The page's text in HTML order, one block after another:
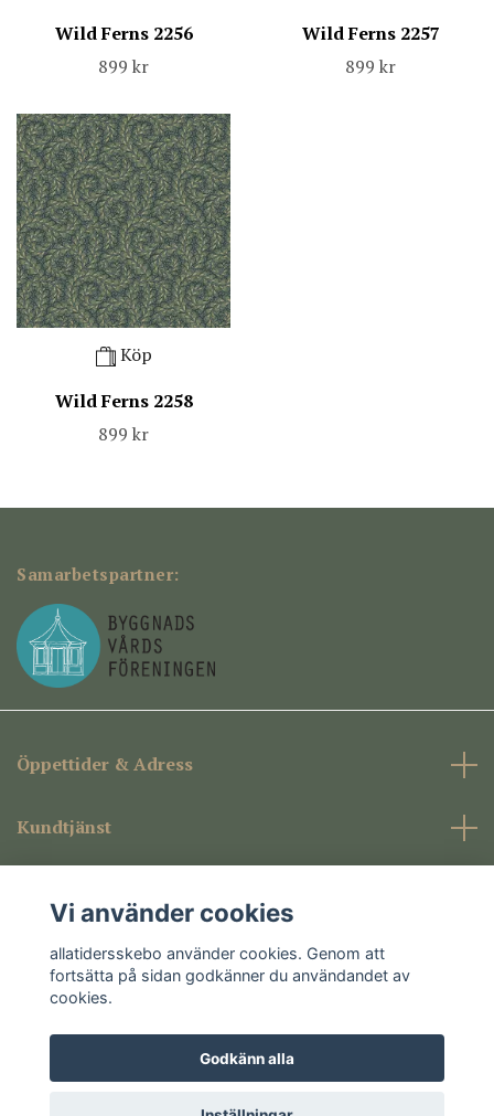
Wild Ferns 2256
899 kr
Wild Ferns 2257
899 kr
Köp
Wild Ferns 2258
899 kr
Samarbetspartner:
Öppettider & Adress
Kundtjänst
Sociala medier
© 2026 allatidersskebo
Vi använder cookies
allatidersskebo använder cookies. Genom att
fortsätta på sidan godkänner du användandet av
cookies.
Godkänn alla